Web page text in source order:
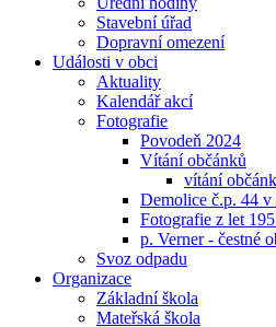
Stavební úřad
Dopravní omezení
Události v obci
Aktuality
Kalendář akcí
Fotografie
Povodeň 2024
Vítání občánků
vítání
Demolice č.p. 44 v
Fotografie z let
p. Verner - čestné
Svoz odpadu
Organizace
Základní škola
Mateřská škola